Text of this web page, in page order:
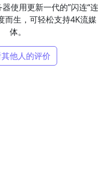
使用更新一代的”闪连“连
而生，可轻松支持4K流媒
体。
他人的评价